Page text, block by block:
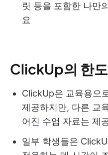
릿 등을 포함한 나만
요
ClickUp의 한도
ClickUp은 교육용으
제공하지만, 다른 교
어진 수업 자료는 제
일부 학생들은